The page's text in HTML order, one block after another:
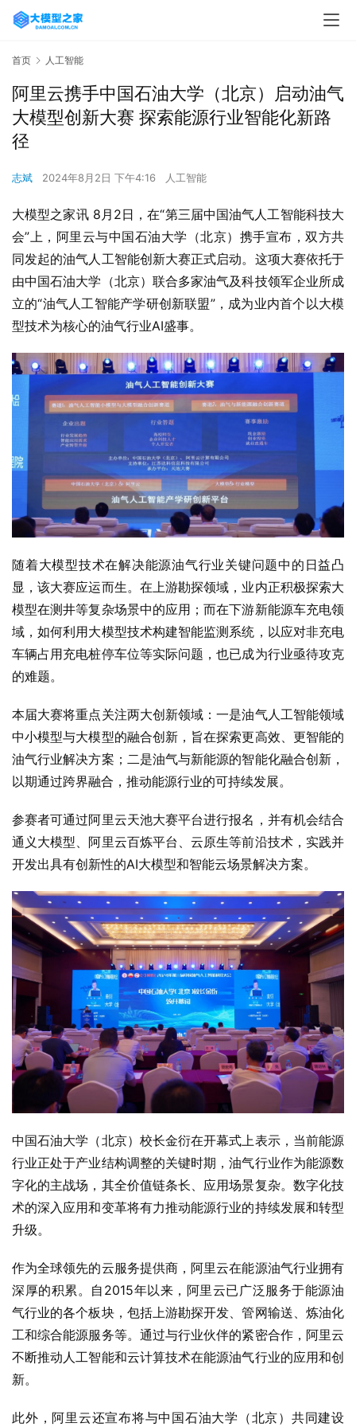
首页 人工智能
阿里云携手中国石油大学（北京）启动油气
大模型创新大赛 探索能源行业智能化新路
径
志斌 2024年8月2日 下午4:16 人工智能
大模型之家讯 8月2日，在“第三届中国油气人工智能科技大
会”上，阿里云与中国石油大学（北京）携手宣布，双方共
同发起的油气人工智能创新大赛正式启动。这项大赛依托于
由中国石油大学（北京）联合多家油气及科技领军企业所成
立的“油气人工智能产学研创新联盟”，成为业内首个以大模
型技术为核心的油气行业AI盛事。
随着大模型技术在解决能源油气行业关键问题中的日益凸
显，该大赛应运而生。在上游勘探领域，业内正积极探索大
模型在测井等复杂场景中的应用；而在下游新能源车充电领
域，如何利用大模型技术构建智能监测系统，以应对非充电
车辆占用充电桩停车位等实际问题，也已成为行业亟待攻克
的难题。
本届大赛将重点关注两大创新领域：一是油气人工智能领域
中小模型与大模型的融合创新，旨在探索更高效、更智能的
油气行业解决方案；二是油气与新能源的智能化融合创新，
以期通过跨界融合，推动能源行业的可持续发展。
参赛者可通过阿里云天池大赛平台进行报名，并有机会结合
通义大模型、阿里云百炼平台、云原生等前沿技术，实践并
开发出具有创新性的AI大模型和智能云场景解决方案。
中国石油大学（北京）校长金衍在开幕式上表示，当前能源
行业正处于产业结构调整的关键时期，油气行业作为能源数
字化的主战场，其全价值链条长、应用场景复杂。数字化技
术的深入应用和变革将有力推动能源行业的持续发展和转型
升级。
作为全球领先的云服务提供商，阿里云在能源油气行业拥有
深厚的积累。自2015年以来，阿里云已广泛服务于能源油
气行业的各个板块，包括上游勘探开发、管网输送、炼油化
工和综合能源服务等。通过与行业伙伴的紧密合作，阿里云
不断推动人工智能和云计算技术在能源油气行业的应用和创
新。
此外，阿里云还宣布将与中国石油大学（北京）共同建设